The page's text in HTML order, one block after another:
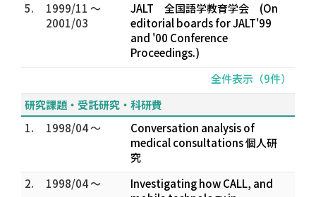
5.
1999/11 ～
2001/03
JALT 全国語学教育学会 (On
editorial boards for JALT'99
and '00 Conference
Proceedings.)
全件表示（9件）
研究課題・受託研究・科研費
1.
1998/04 ～
Conversation analysis of
medical consultations 個人研
究
2.
1998/04 ～
Investigating how CALL, and